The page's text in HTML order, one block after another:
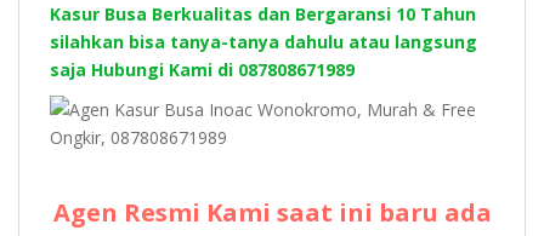
Kasur Busa Berkualitas dan Bergaransi 10 Tahun
silahkan bisa tanya-tanya dahulu atau langsung
saja Hubungi Kami di 087808671989
Agen Resmi Kami saat ini baru ada